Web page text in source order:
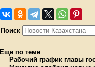
Поиск
Еще по теме
Рабочий график главы